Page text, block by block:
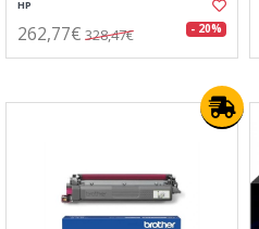
HP
262,77€ 328,47€ - 20%